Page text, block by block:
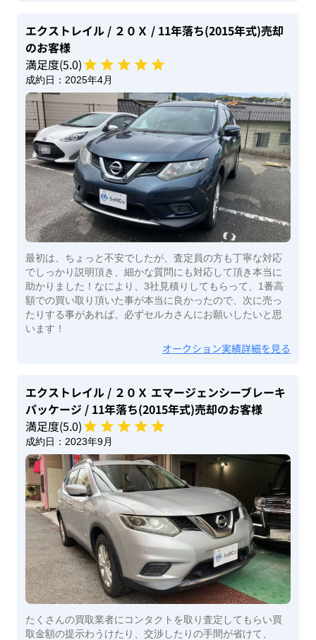
エクストレイル / ２０Ｘ / 11年落ち(2015年式)売却
のお客様
満足度(5.0)
成約日： 2025年4月
最初は、ちょっと不安でしたが、査定員の方も丁寧な対応
でしっかり説明頂き、細かな質問にも対応して頂き本当に
助かりました！なにより、3社見積りしてもらって、1番高
額での買い取り頂いた事が本当に良かったので、次に売っ
たりする事があれば、必ずセルカさんにお願いしたいと思
います！
オークション実績詳細を見る
エクストレイル / ２０Ｘ エマージェンシーブレーキ
パッケージ / 11年落ち(2015年式)売却のお客様
満足度(5.0)
成約日： 2023年9月
たくさんの買取業者にコンタクトを取り査定してもらい買
取金額の提示わうけたり、交渉したりの手間が省けて、